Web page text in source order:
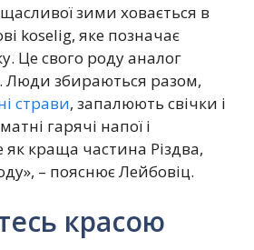
зими ховається в
koselig, яке позначає
Це свого роду аналог
Люди збираються разом,
страви, запалюють свічки і
гарячі напої і
як краща частина Різдва,
– пояснює Лейбовіц.
красою